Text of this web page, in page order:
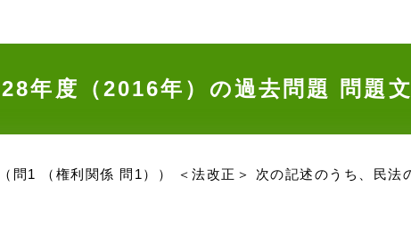
年度（2016年）の過去問題 問題
（問1 （権利関係 問1）） ＜法改正＞ 次の記述のうち、民法